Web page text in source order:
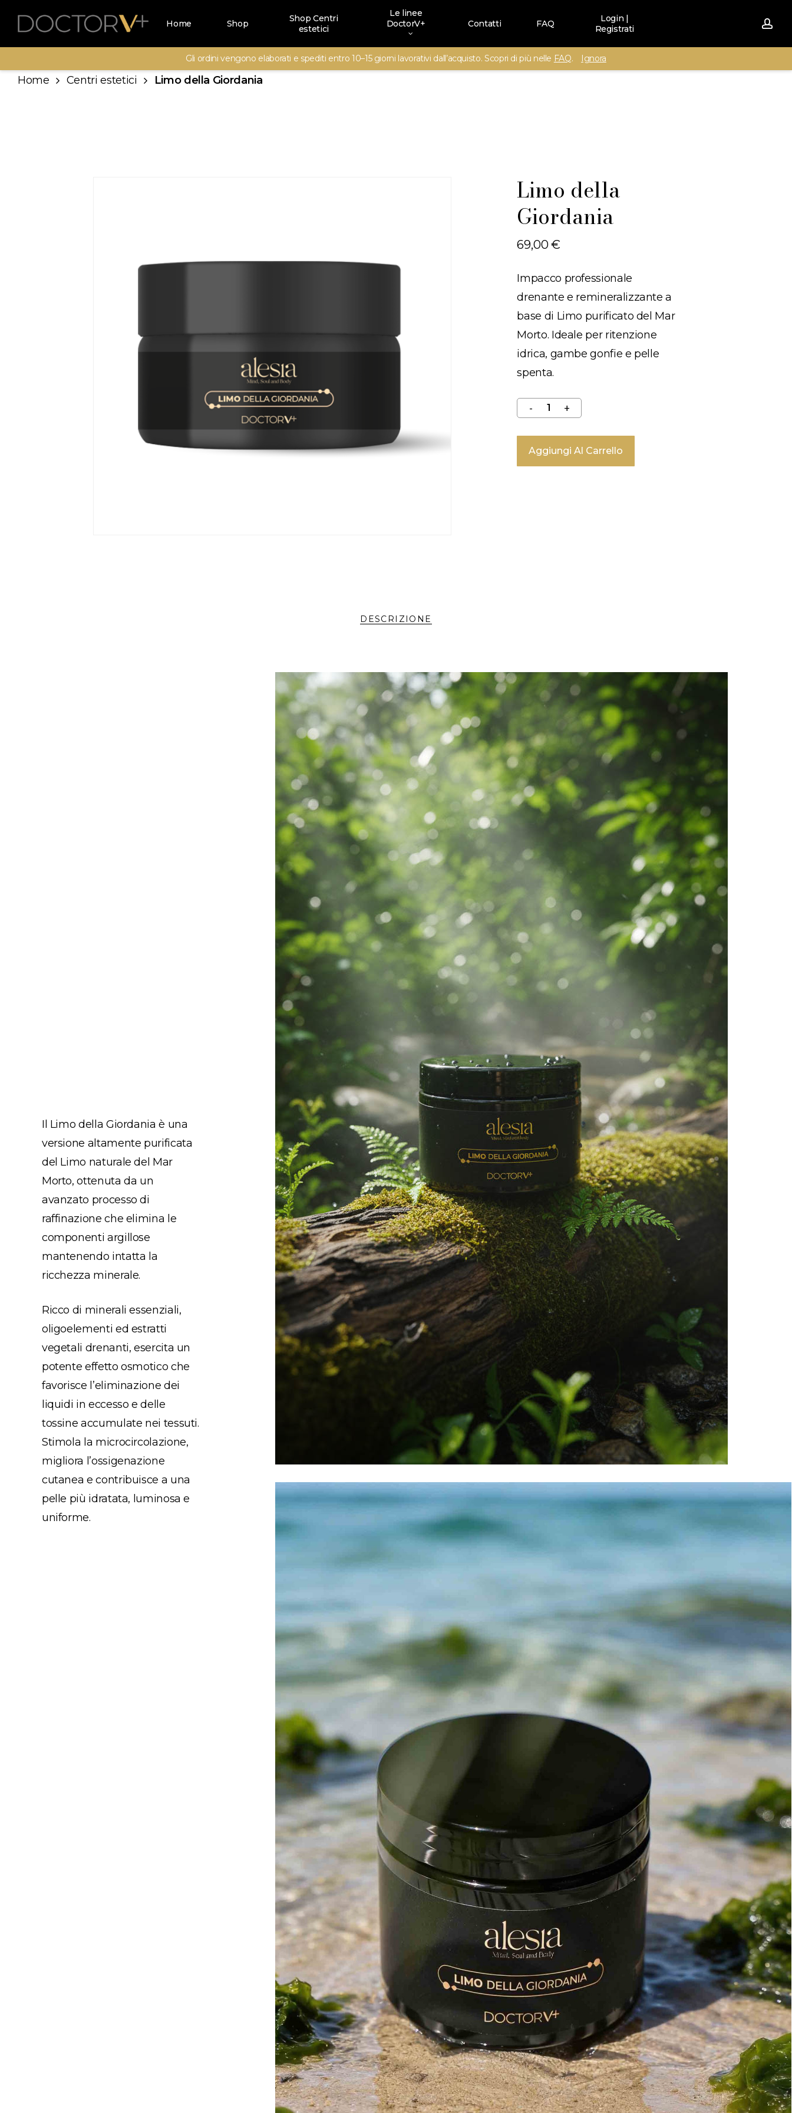
main
Home Shop
Shop Centri
estetici
Le linee
DoctorV+
Contatti FAQ
Login |
Registrati
Home Centri estetici Limo della Giordania
Limo della
Giordania
69,00€
Impacco professionale
drenante e remineralizzante a
base di Limo purificato del Mar
Morto. Ideale per ritenzione
idrica, gambe gonfie e pelle
spenta.
Aggiungi Al Carrello
DESCRIZIONE
Il Limo della Giordania è una
versione altamente purificata
del Limo naturale del Mar
Morto, ottenuta da un
avanzato processo di
raffinazione che elimina le
componenti argillose
mantenendo intatta la
ricchezza minerale.
Ricco di minerali essenziali,
oligoelementi ed estratti
vegetali drenanti, esercita un
potente effetto osmotico che
favorisce l’eliminazione dei
liquidi in eccesso e delle
tossine accumulate nei tessuti.
Stimola la microcircolazione,
migliora l’ossigenazione
cutanea e contribuisce a una
pelle più idratata, luminosa e
uniforme.
Gli ordini vengono elaborati e spediti entro 10–15 giorni lavorativi dall’acquisto. Scopri di più nelle FAQ. Ignora